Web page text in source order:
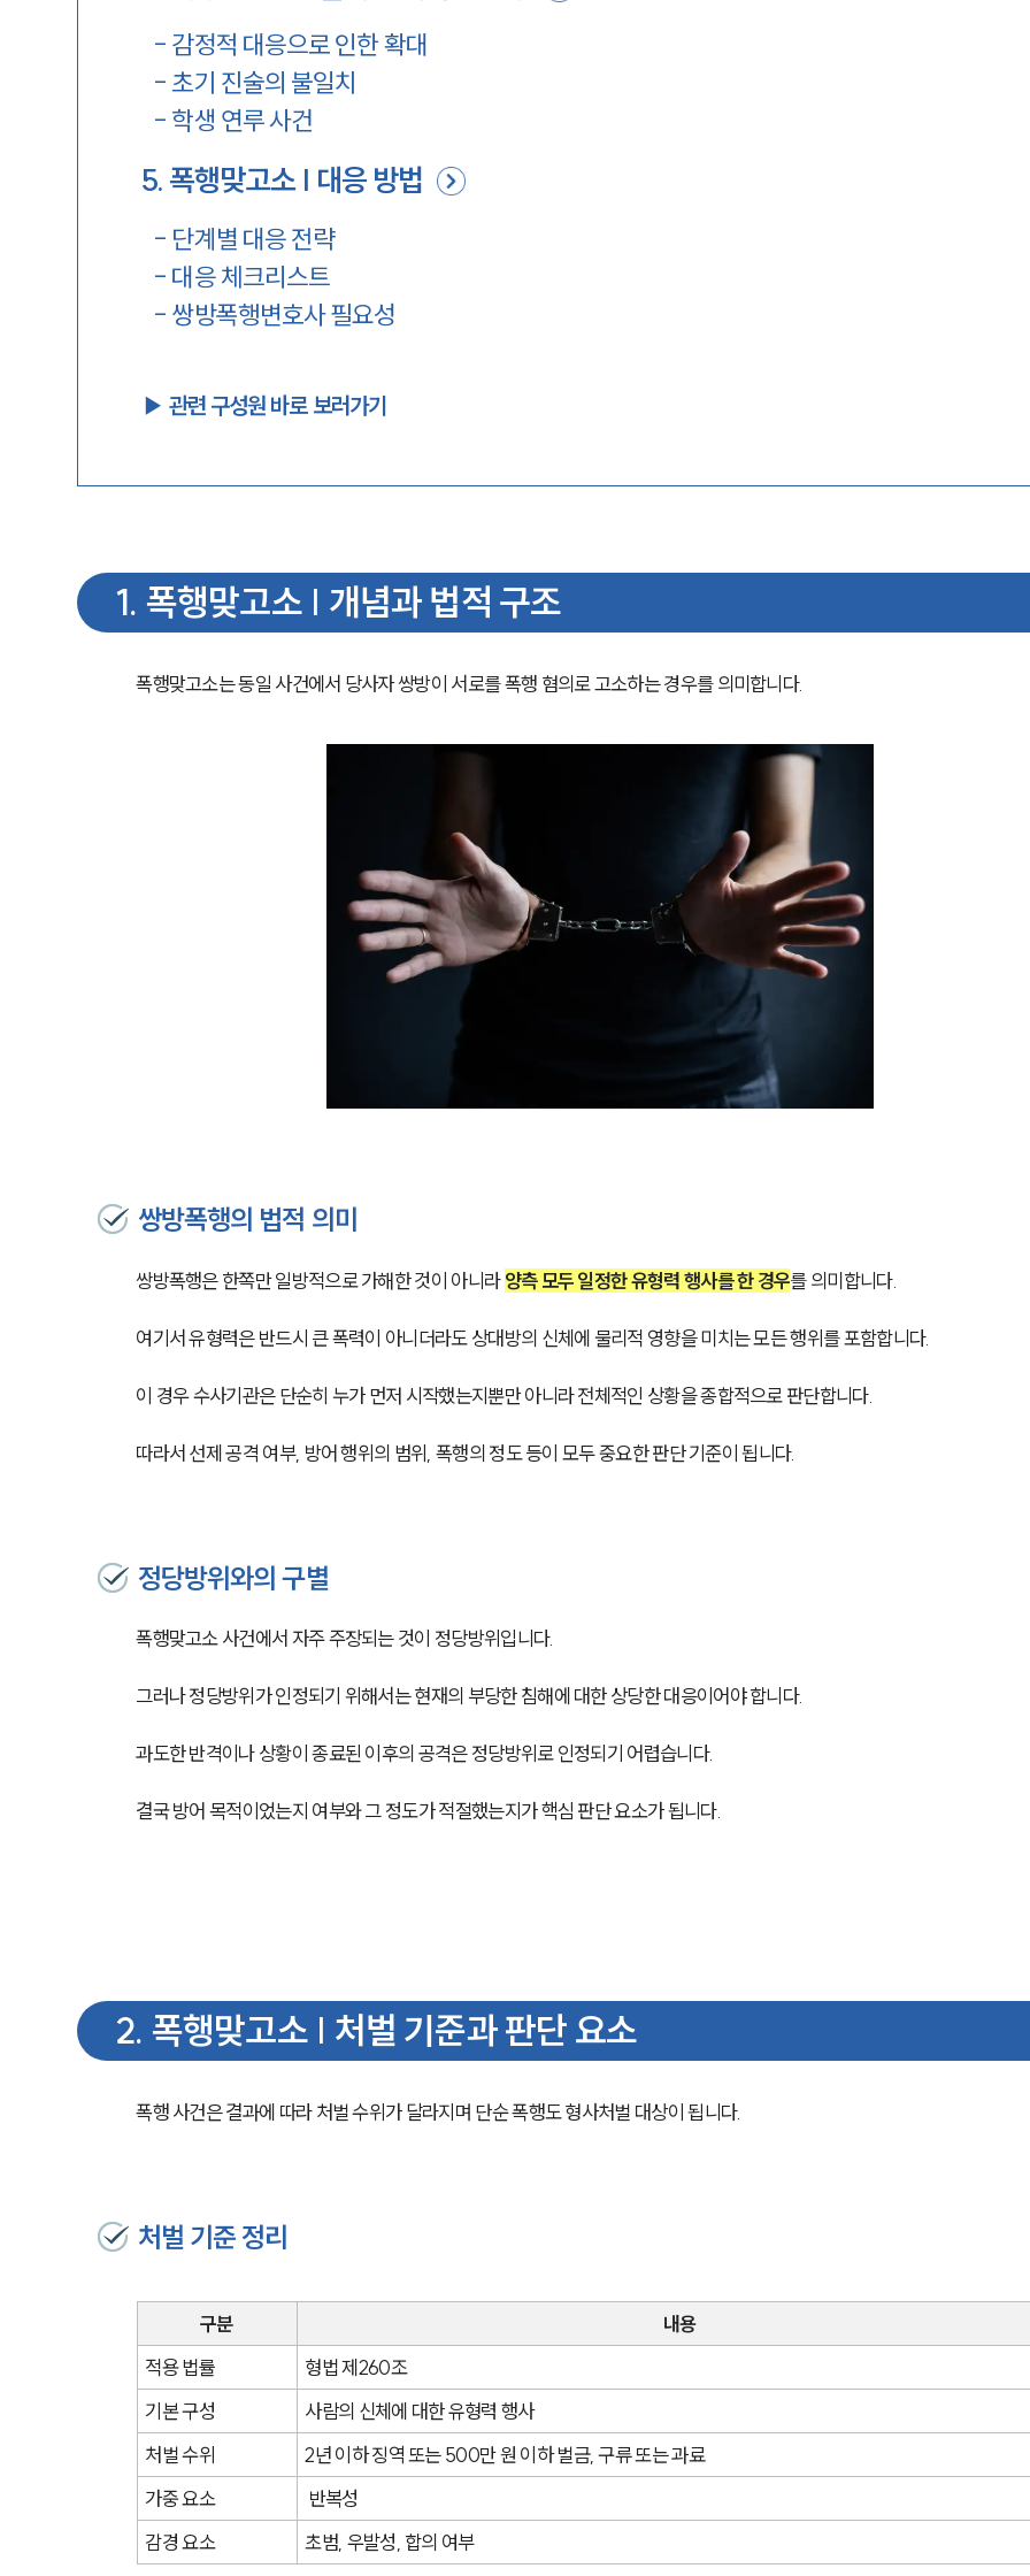
- 감정적 대응으로 인한 확대
- 초기 진술의 불일치
- 학생 연루 사건
5. 폭행맞고소 | 대응 방법
- 단계별 대응 전략
- 대응 체크리스트
- 쌍방폭행변호사 필요성
▶︎ 관련 구성원 바로 보러가기
1. 폭행맞고소 | 개념과 법적 구조
폭행맞고소는 동일 사건에서 당사자 쌍방이 서로를 폭행 혐의로 고소하는 경우를 의미합니다.
쌍방폭행의 법적 의미
쌍방폭행은 한쪽만 일방적으로 가해한 것이 아니라 양측 모두 일정한 유형력 행사를 한 경우를 의미합니다.
여기서 유형력은 반드시 큰 폭력이 아니더라도 상대방의 신체에 물리적 영향을 미치는 모든 행위를 포함합니다.
이 경우 수사기관은 단순히 누가 먼저 시작했는지뿐만 아니라 전체적인 상황을 종합적으로 판단합니다.
따라서 선제 공격 여부, 방어 행위의 범위, 폭행의 정도 등이 모두 중요한 판단 기준이 됩니다.
정당방위와의 구별
폭행맞고소 사건에서 자주 주장되는 것이 정당방위입니다.
그러나 정당방위가 인정되기 위해서는 현재의 부당한 침해에 대한 상당한 대응이어야 합니다.
과도한 반격이나 상황이 종료된 이후의 공격은 정당방위로 인정되기 어렵습니다.
결국 방어 목적이었는지 여부와 그 정도가 적절했는지가 핵심 판단 요소가 됩니다.
2. 폭행맞고소 | 처벌 기준과 판단 요소
폭행 사건은 결과에 따라 처벌 수위가 달라지며 단순 폭행도 형사처벌 대상이 됩니다.
처벌 기준 정리
구분
내용
적용 법률
형법 제260조
기본 구성
사람의 신체에 대한 유형력 행사
처벌 수위
2년 이하 징역 또는 500만 원 이하 벌금, 구류 또는 과료
가중 요소
반복성
감경 요소
초범, 우발성, 합의 여부